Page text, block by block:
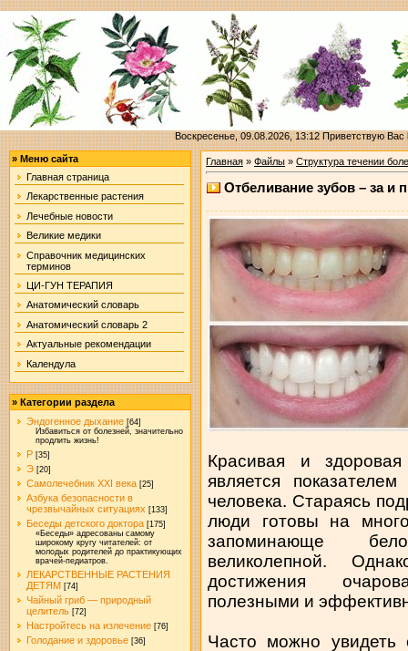
Воскресенье, 09.08.2026, 13:12Приветствую Вас
» Меню сайта
Главная страница
Лекарственные растения
Лечебные новости
Великие медики
Справочник медицинских
терминов
ЦИ-ГУН ТЕРАПИЯ
Анатомический словарь
Анатомический словарь 2
Актуальные рекомендации
Календула
» Категории раздела
Эндогенное дыхание [64]
Избавиться от болезней, значительно
продлить жизнь!
Р [35]
Э [20]
Самолечебник XXI века [25]
Азбука безопасности в
чрезвычайных ситуациях [133]
Беседы детского доктора [175]
«Беседы» адресованы самому
широкому кругу читателей: от
молодых родителей до практикующих
врачей-педиатров.
ЛЕКАРСТВЕННЫЕ РАСТЕНИЯ
ДЕТЯМ [74]
Чайный гриб — природный
целитель [72]
Настройтесь на излечение [76]
Голодание и здоровье [36]
Главная» Файлы» Структура течении
Отбеливание зубов – за и
Красивая и
является
человека. Стараясь
люди готовы на
запоминающе
великолепной.
достижения
полезными и
Часто можно увидеть